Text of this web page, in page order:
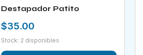
Destapador Patito
$35.00
Stock: 2 disponibles